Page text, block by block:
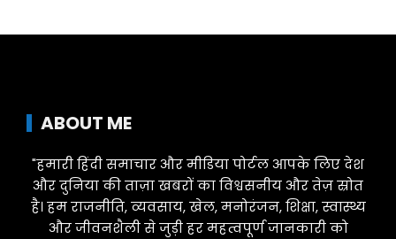
ABOUT ME
"हमारी हिंदी समाचार और मीडिया पोर्टल आपके लिए देश
और दुनिया की ताज़ा खबरों का विश्वसनीय और तेज़ स्रोत
है। हम राजनीति, व्यवसाय, खेल, मनोरंजन, शिक्षा, स्वास्थ्य
और जीवनशैली से जुड़ी हर महत्वपूर्ण जानकारी को